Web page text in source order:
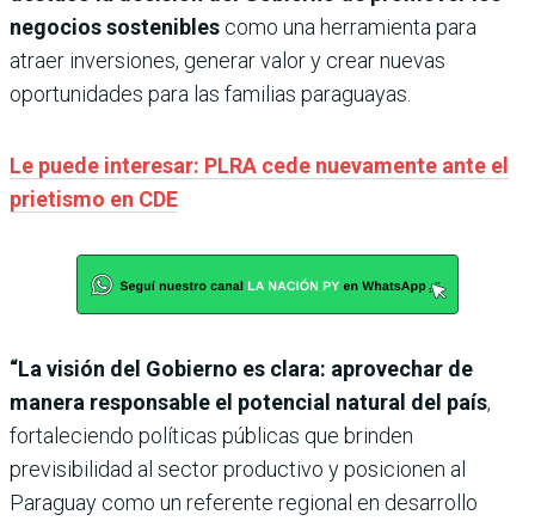
negocios sostenibles como una herramienta para
atraer inversiones, generar valor y crear nuevas
oportunidades para las familias paraguayas.
Le puede interesar: PLRA cede nuevamente ante el
prietismo en CDE
“La visión del Gobierno es clara: aprovechar de
manera responsable el potencial natural del país,
fortaleciendo políticas públicas que brinden
previsibilidad al sector productivo y posicionen al
Paraguay como un referente regional en desarrollo